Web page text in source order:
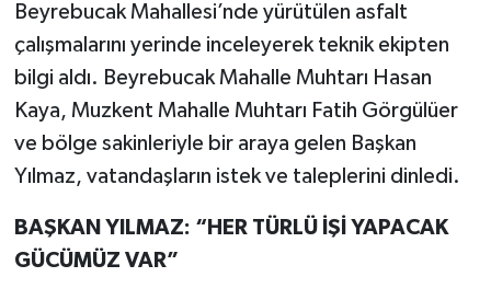
Beyrebucak Mahallesi’nde yürütülen asfalt
çalışmalarını yerinde inceleyerek teknik ekipten
bilgi aldı. Beyrebucak Mahalle Muhtarı Hasan
Kaya, Muzkent Mahalle Muhtarı Fatih Görgülüer
ve bölge sakinleriyle bir araya gelen Başkan
Yılmaz, vatandaşların istek ve taleplerini dinledi.
BAŞKAN YILMAZ: “HER TÜRLÜ İŞİ YAPACAK
GÜCÜMÜZ VAR”